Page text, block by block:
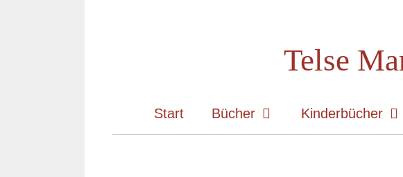
Telse
Start Bücher Kinderbücher